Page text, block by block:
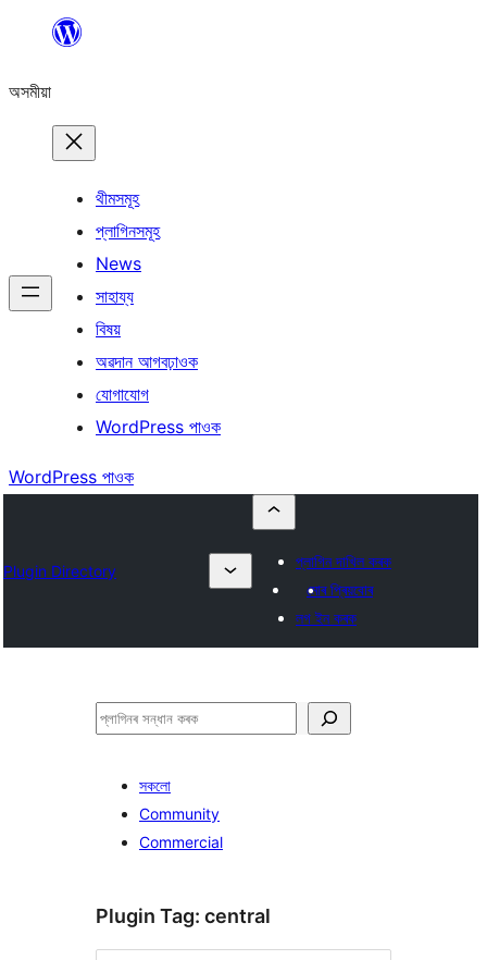
বিষয়বস্তুলৈ
অসমীয়া
থীমসমূহ
প্লাগিনসমূহ
News
সাহায্য
বিষয়
অৱদান আগবঢ়াওক
যোগাযোগ
WordPress পাওক
WordPress পাওক
Plugin Directory
প্লাগিন দাখিল কৰক
মোৰ প্ৰিয়বোৰ
লগ ইন কৰক
সন্ধান
সকলো
Community
Commercial
Plugin Tag: central